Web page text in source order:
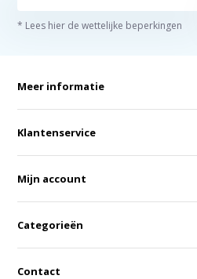
* Lees hier de wettelijke beperkingen
Meer informatie
Klantenservice
Mijn account
Categorieën
Contact